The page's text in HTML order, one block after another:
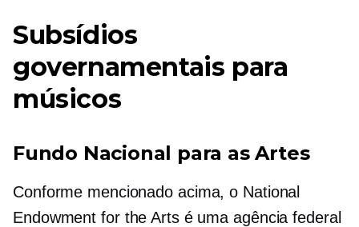
Subsídios
governamentais para
músicos
Fundo Nacional para as Artes
Conforme mencionado acima, o National
Endowment for the Arts é uma agência federal